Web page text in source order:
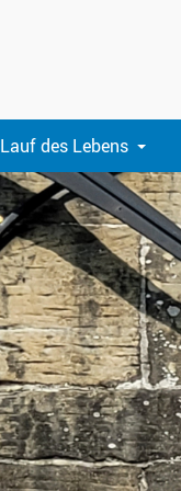
Lauf des Lebens